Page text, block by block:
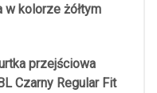
kolorze żółtym
przejściowa
Czarny Regular Fit